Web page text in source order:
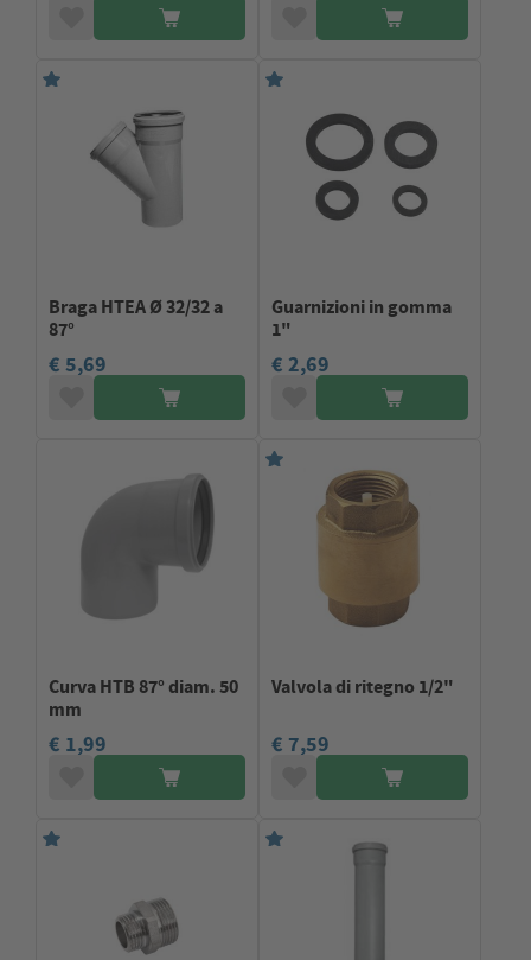
Braga HTEA Ø 32/32 a
87°
€ 5,69
Guarnizioni in gomma
1"
€ 2,69
Curva HTB 87° diam. 50
mm
€ 1,99
Valvola di ritegno 1/2"
€ 7,59